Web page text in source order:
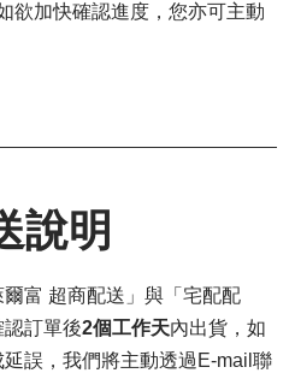
欲加快確認進度，您亦可主動
說明
富 超商配送」與「宅配配
訂單後2個工作天內出貨，如
誤，我們將主動透過E-mail聯